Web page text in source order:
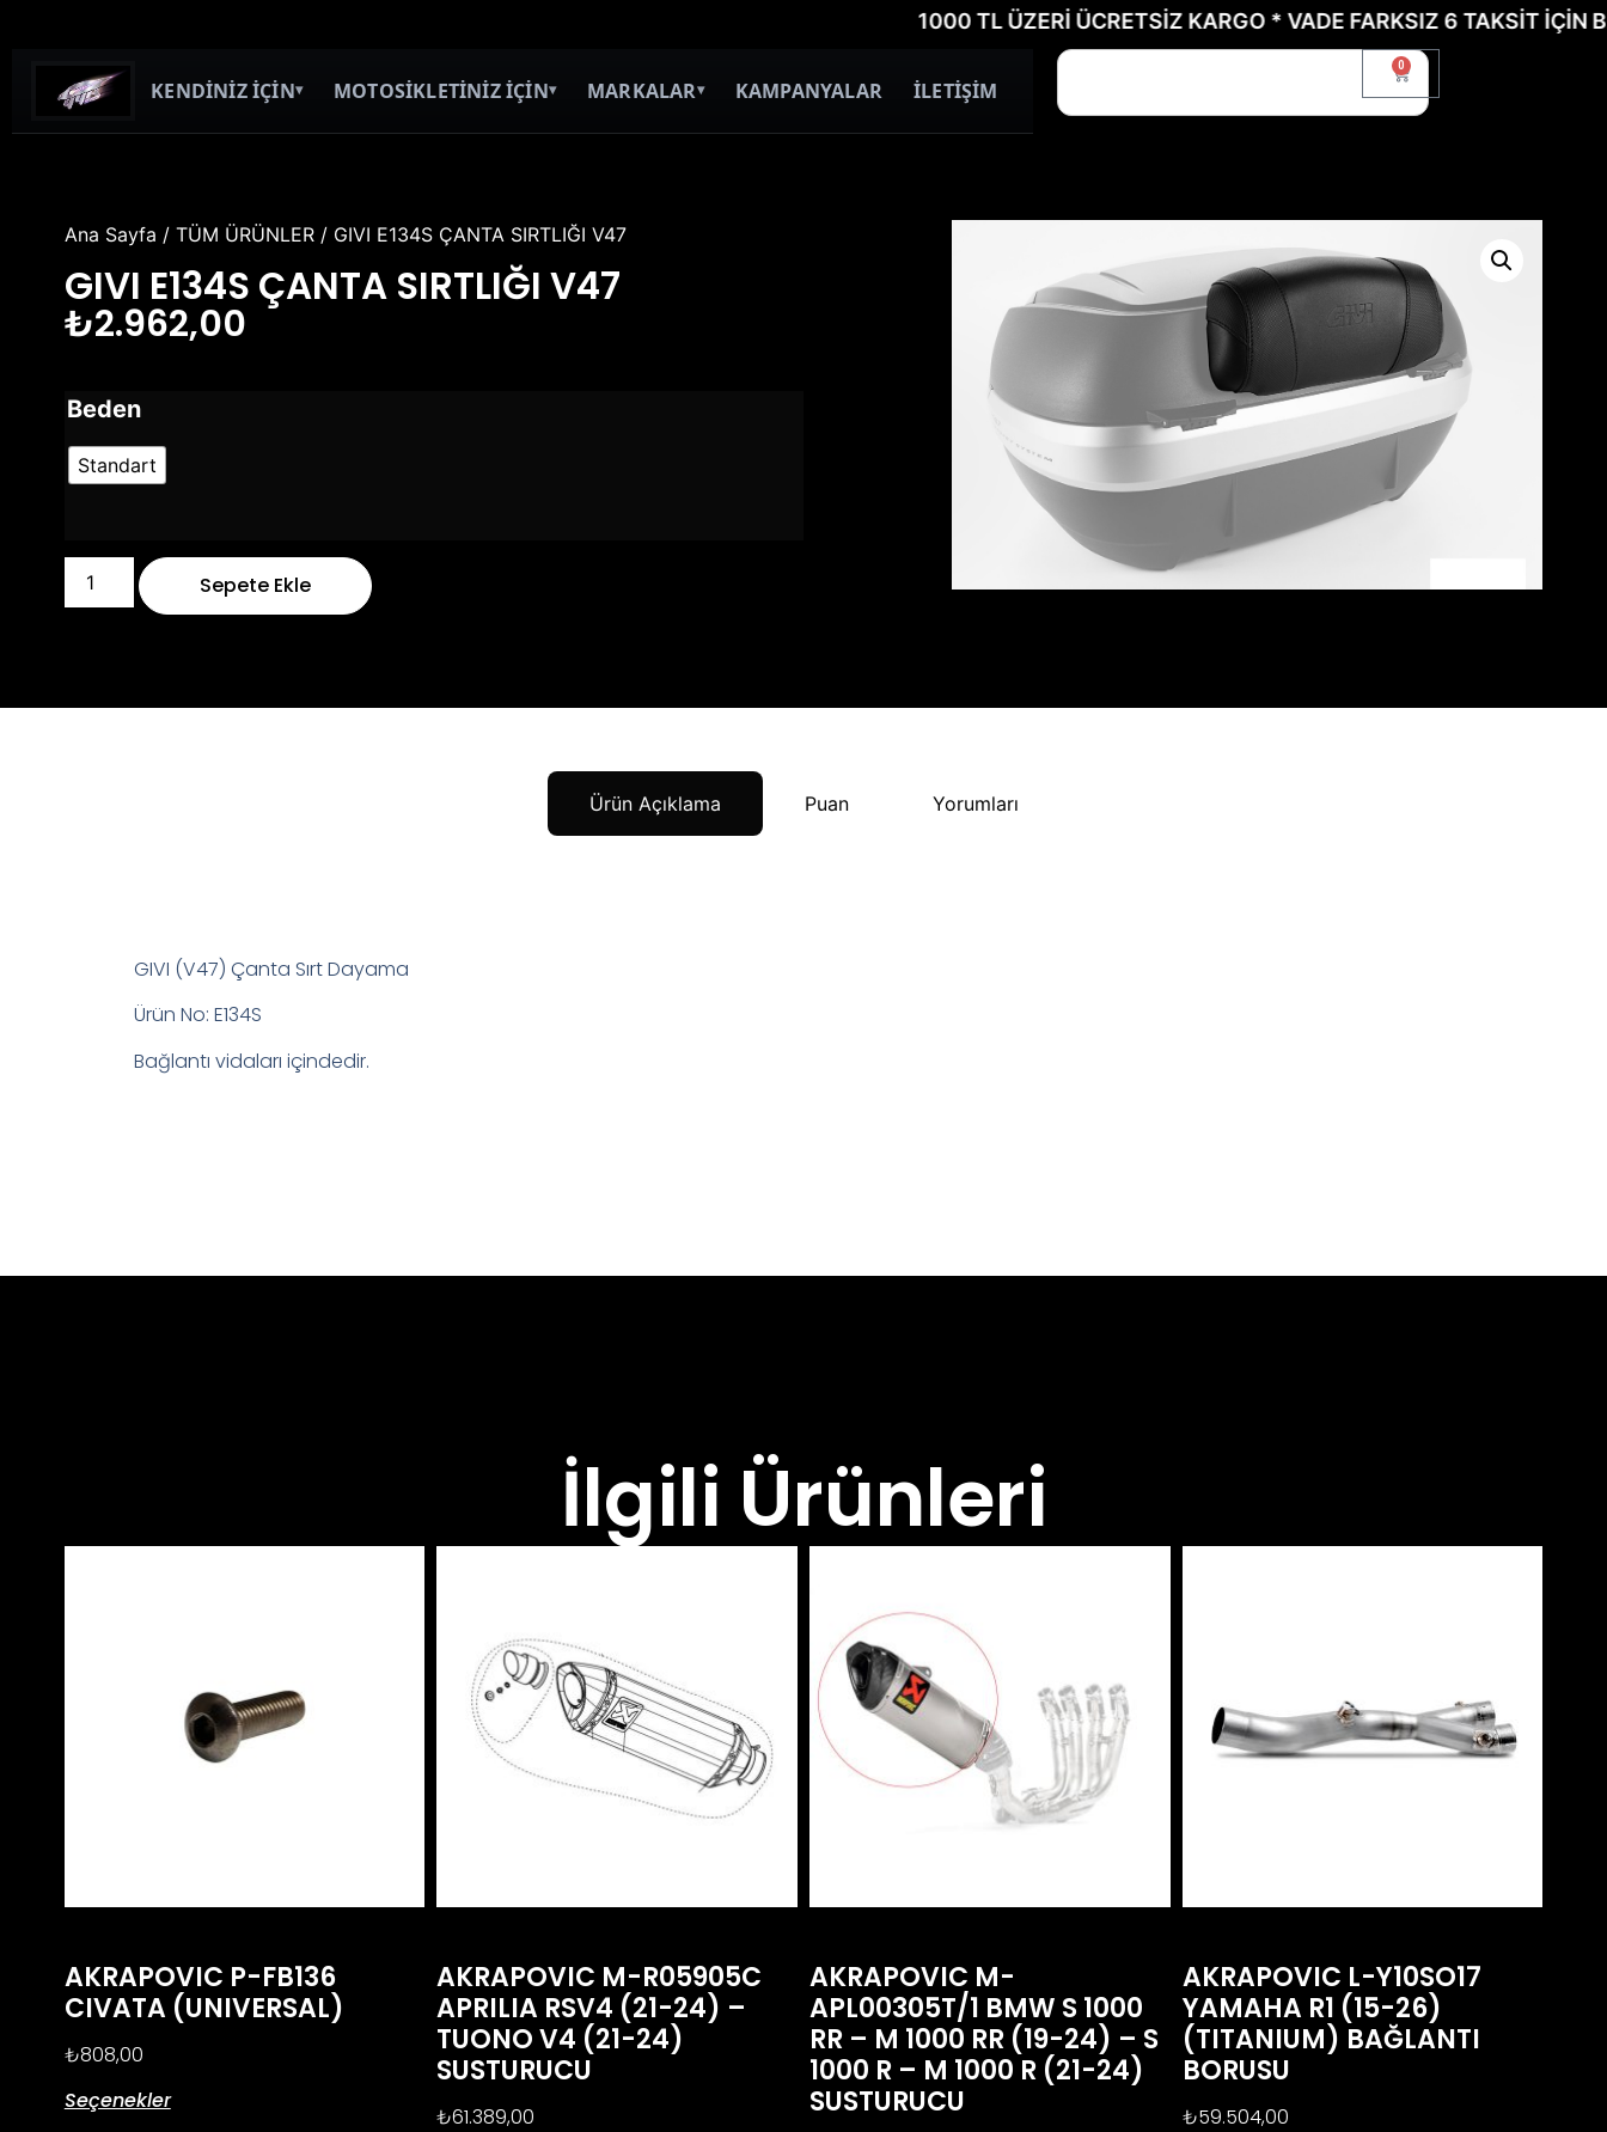
1000 TL ÜZERİ ÜCRETSİZ KARGO * VADE FARKSIZ 6 TAKSİT İÇİN BİZE
KENDİNİZ İÇİN▾ MOTOSİKLETİNİZ İÇİN▾ MARKALAR▾ KAMPANYALAR İLETİŞİM
0
Ana Sayfa / TÜM ÜRÜNLER/ GIVI E134S ÇANTA SIRTLIĞI V47
GIVI E134S ÇANTA SIRTLIĞI V47
₺2.962,00
Beden
Standart
Sepete Ekle
Ürün Açıklama Puan Yorumları
GIVI (V47) Çanta Sırt Dayama
Ürün No: E134S
Bağlantı vidaları içindedir.
İlgili Ürünleri
AKRAPOVIC P-FB136
CIVATA (UNIVERSAL)
₺808,00
Seçenekler
AKRAPOVIC M-R05905C
APRILIA RSV4 (21-24) –
TUONO V4 (21-24)
SUSTURUCU
₺61.389,00
AKRAPOVIC M-
APL00305T/1 BMW S 1000
RR – M 1000 RR (19-24) – S
1000 R – M 1000 R (21-24)
SUSTURUCU
AKRAPOVIC L-Y10SO17
YAMAHA R1 (15-26)
(TITANIUM) BAĞLANTI
BORUSU
₺59.504,00